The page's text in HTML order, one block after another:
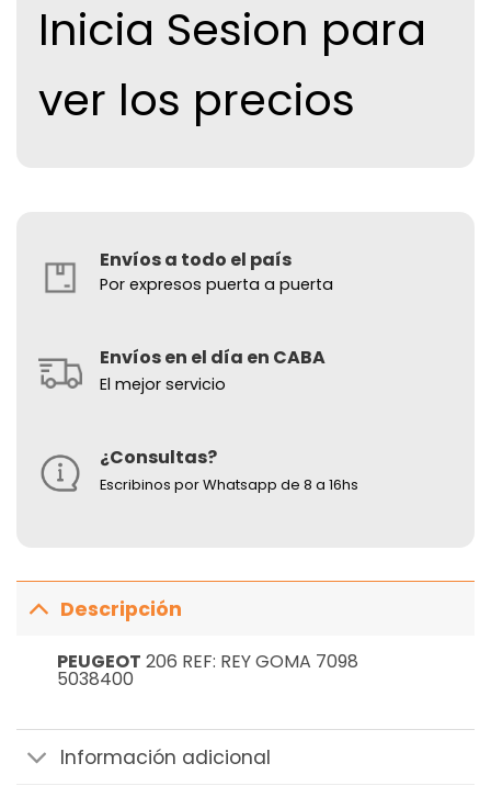
Inicia Sesion para
ver los precios
Envíos a todo el país
Por expresos puerta a puerta
Envíos en el día en CABA
El mejor servicio
¿Consultas?
Escribinos por Whatsapp de 8 a 16hs
Descripción
PEUGEOT 206 REF: REY GOMA 7098
5038400
Información adicional